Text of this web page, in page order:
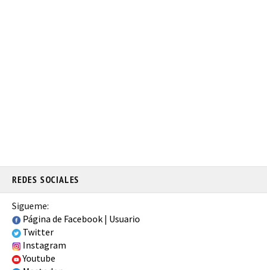
REDES SOCIALES
Sigueme:
Página de Facebook | Usuario
Twitter
Instagram
Youtube